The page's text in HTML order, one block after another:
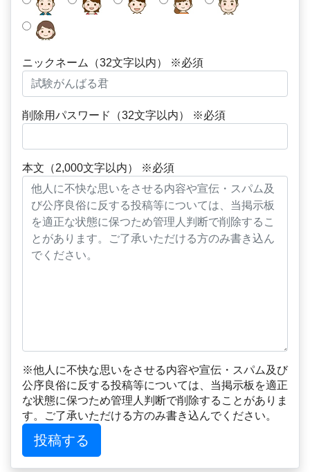
ニックネーム（32文字以内） ※必須
削除用パスワード（32文字以内） ※必須
本文（2,000文字以内） ※必須
※他人に不快な思いをさせる内容や宣伝・スパム及び
公序良俗に反する投稿等については、当掲示板を適正
な状態に保つため管理人判断で削除することがありま
す。ご了承いただける方のみ書き込んでください。
投稿する